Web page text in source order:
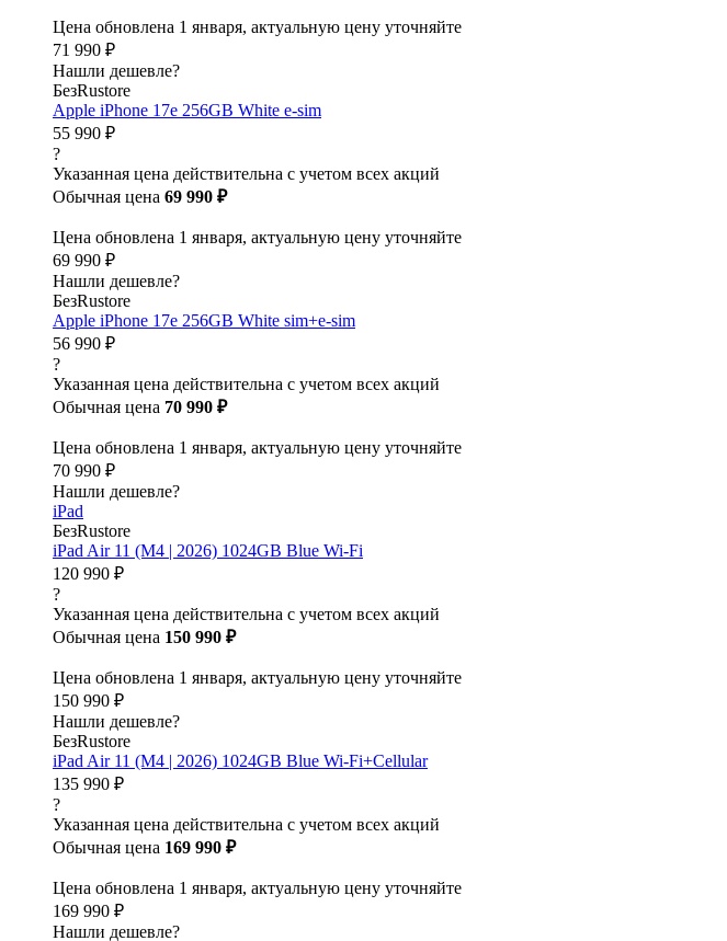
Цена обновлена 1 января, актуальную цену уточняйте
71 990 ₽
Нашли дешевле?
БезRustore
Apple iPhone 17e 256GB White e-sim
55 990 ₽
?
Указанная цена действительна с учетом всех акций
Обычная цена 69 990 ₽
Цена обновлена 1 января, актуальную цену уточняйте
69 990 ₽
Нашли дешевле?
БезRustore
Apple iPhone 17e 256GB White sim+e-sim
56 990 ₽
?
Указанная цена действительна с учетом всех акций
Обычная цена 70 990 ₽
Цена обновлена 1 января, актуальную цену уточняйте
70 990 ₽
Нашли дешевле?
iPad
БезRustore
iPad Air 11 (M4 | 2026) 1024GB Blue Wi-Fi
120 990 ₽
?
Указанная цена действительна с учетом всех акций
Обычная цена 150 990 ₽
Цена обновлена 1 января, актуальную цену уточняйте
150 990 ₽
Нашли дешевле?
БезRustore
iPad Air 11 (M4 | 2026) 1024GB Blue Wi-Fi+Cellular
135 990 ₽
?
Указанная цена действительна с учетом всех акций
Обычная цена 169 990 ₽
Цена обновлена 1 января, актуальную цену уточняйте
169 990 ₽
Нашли дешевле?